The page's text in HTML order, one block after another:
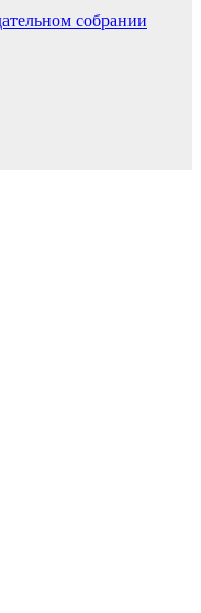
собрании